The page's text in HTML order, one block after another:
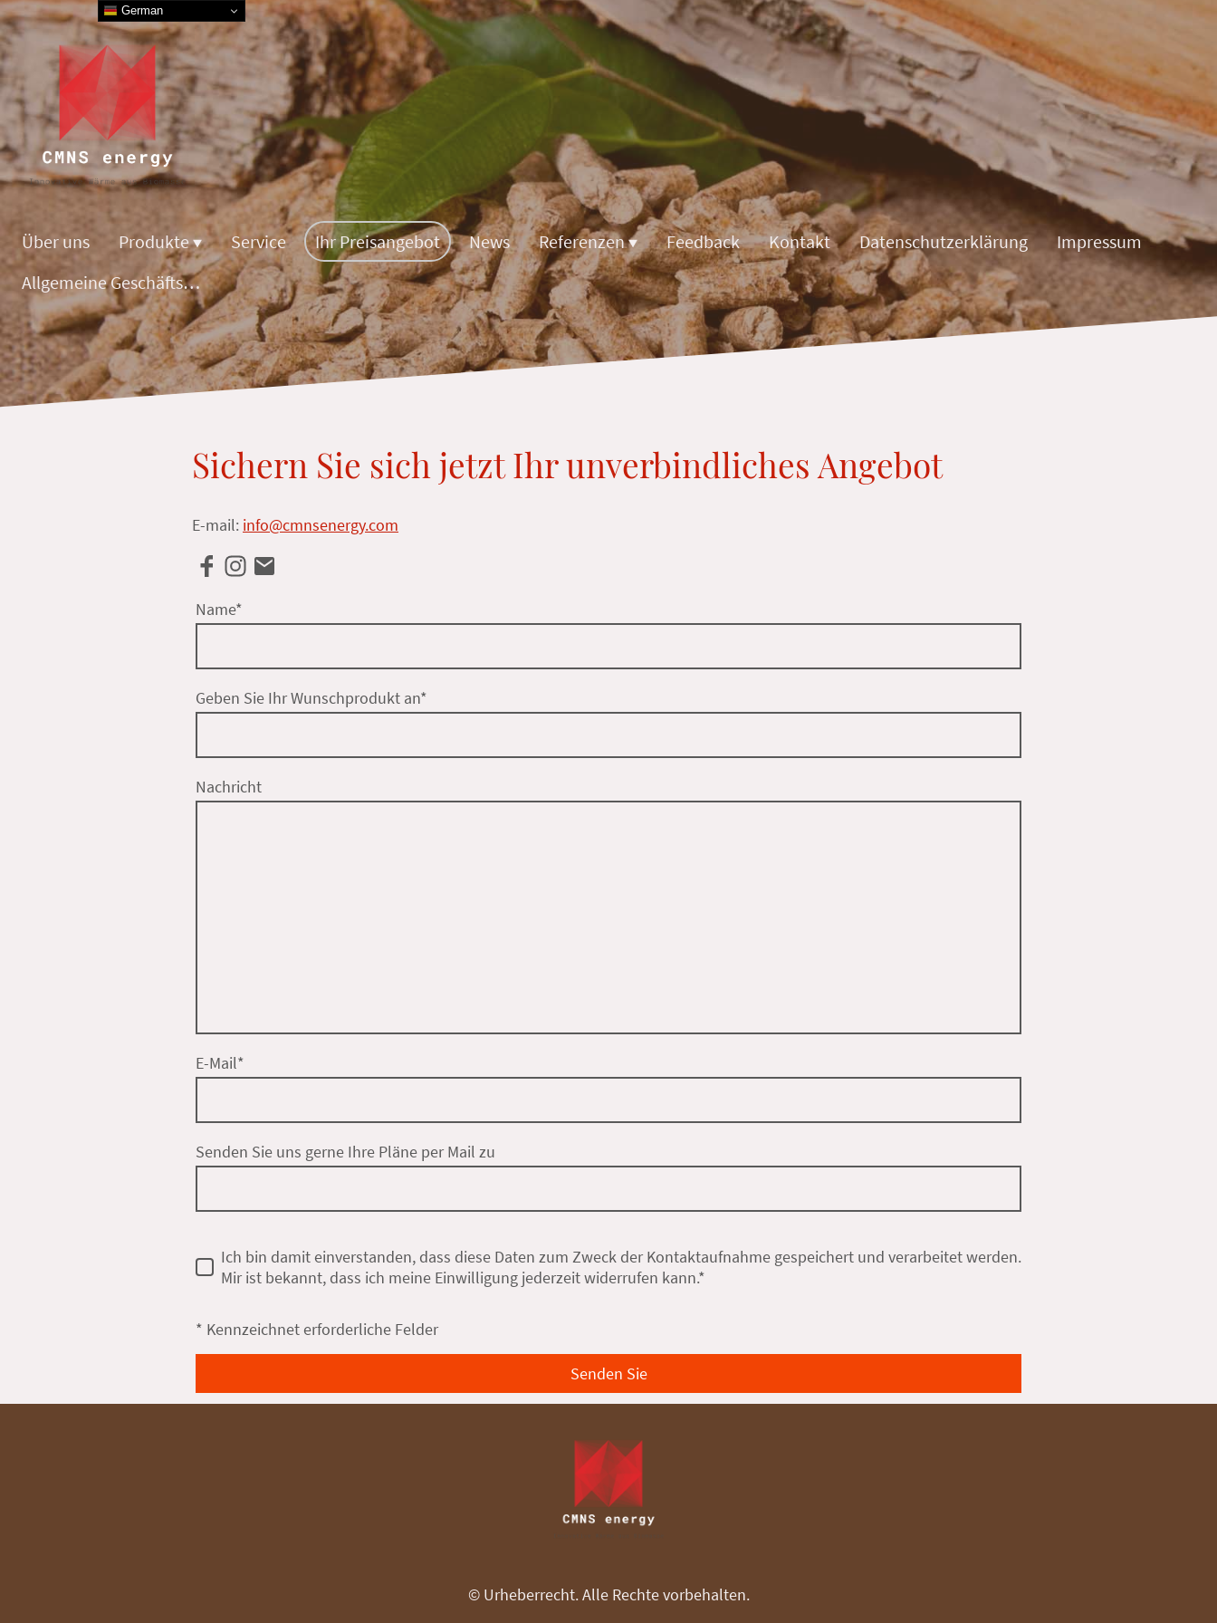
Über uns Produkte Service Ihr Preisangebot News Referenzen Feedback Kontakt Datenschutzerklärung
Impressum
Allgemeine Geschäftsbedingungen
Sichern Sie sich jetzt Ihr unverbindliches Angebot
E-mail: info@cmnsenergy.com
Name*
Geben Sie Ihr Wunschprodukt an*
Nachricht
E-Mail*
Senden Sie uns gerne Ihre Pläne per Mail zu
Ich bin damit einverstanden, dass diese Daten zum Zweck der Kontaktaufnahme gespeichert und verarbeitet werden.
Mir ist bekannt, dass ich meine Einwilligung jederzeit widerrufen kann.*
* Kennzeichnet erforderliche Felder
Senden Sie
© Urheberrecht. Alle Rechte vorbehalten.
German